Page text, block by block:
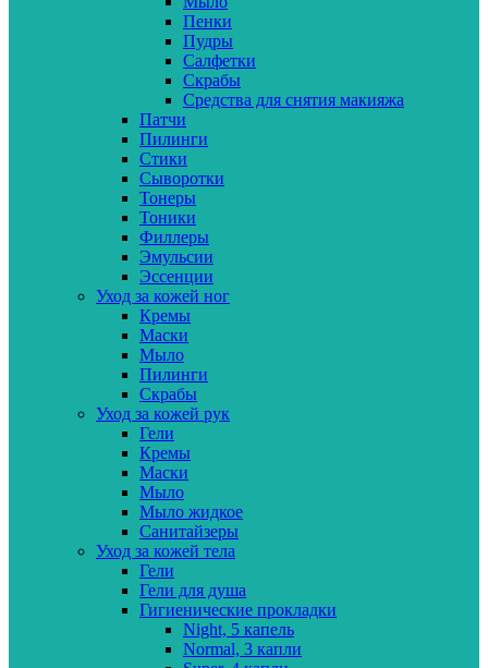
Пенки
Пудры
Салфетки
Скрабы
Средства для снятия макияжа
Патчи
Пилинги
Стики
Сыворотки
Тонеры
Тоники
Филлеры
Эмульсии
Эссенции
Уход за кожей ног
Кремы
Маски
Мыло
Пилинги
Скрабы
Уход за кожей рук
Гели
Кремы
Маски
Мыло
Мыло жидкое
Санитайзеры
Уход за кожей тела
Гели
Гели для душа
Гигиенические прокладки
Night, 5 капель
Normal, 3 капли